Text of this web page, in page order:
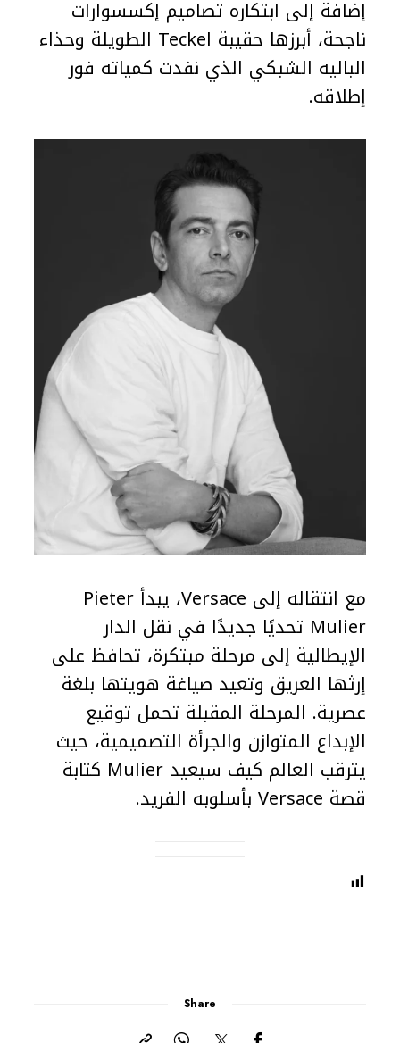
إضافة إلى ابتكاره تصاميم إكسسوارات
ناجحة، أبرزها حقيبة Teckel الطويلة وحذاء
الباليه الشبكي الذي نفدت كمياته فور
إطلاقه.
مع انتقاله إلى Versace، يبدأ Pieter
Mulier تحديًا جديدًا في نقل الدار
الإيطالية إلى مرحلة مبتكرة، تحافظ على
إرثها العريق وتعيد صياغة هويتها بلغة
عصرية. المرحلة المقبلة تحمل توقيع
الإبداع المتوازن والجرأة التصميمية، حيث
يترقب العالم كيف سيعيد Mulier كتابة
قصة Versace بأسلوبه الفريد.
Share